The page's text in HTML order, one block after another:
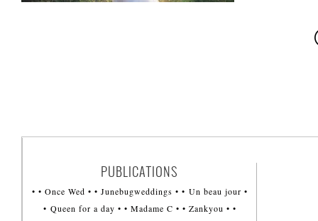
PUBLICATIONS
• • Once Wed • • Junebugweddings • • Un beau jour •
• Queen for a day • • Madame C • • Zankyou • •